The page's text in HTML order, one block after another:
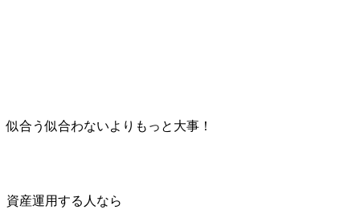
似合う似合わないよりもっと大事！
資産運用する人なら